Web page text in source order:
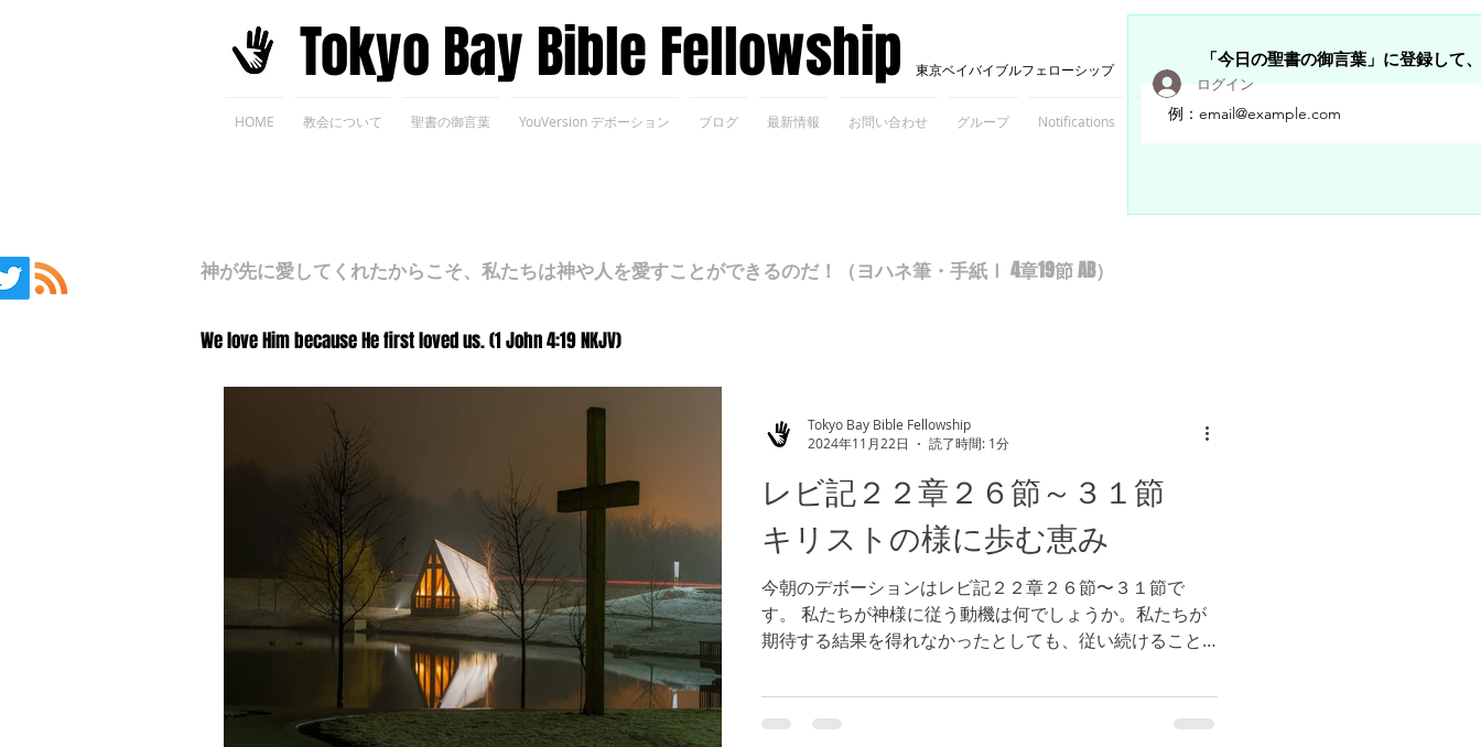
​Tokyo Bay Bible Fellowship 東京ベイバイブルフェローシップ
HOME 教会について 聖書の御言葉 YouVersion デボーション ブログ 最新情報 お問い合わせ グループ Notifications Members
「今日の聖書の御言葉」に登録して
ログイン
神が先に愛してくれたからこそ、私たちは神や人を愛すことができるのだ！（ヨハネ筆・手紙Ⅰ 4章19節 AB）
We love Him because He first loved us. (1 John 4:19 NKJV)
レビ記２２章２６節～３１節
キリストの様に歩む恵み
今朝のデボーションはレビ記２２章２６節〜３１節で
す。 私たちが神様に従う動機は何でしょうか。私たちが
期待する結果を得れなかったとしても、従い続けること
る者もいました。私たちがクリスチャンとして、誠実に
歩むとき、迫害が伴います...
Tokyo Bay Bible Fellowship
2024年11月22日
読了時間: 1分